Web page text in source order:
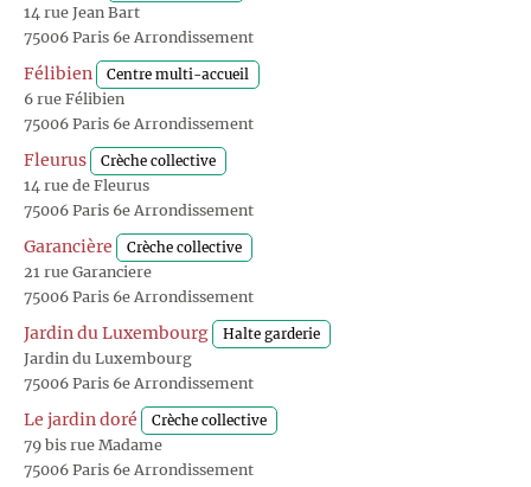
14 rue Jean Bart
75006 Paris 6e Arrondissement
Félibien Centre multi-accueil
6 rue Félibien
75006 Paris 6e Arrondissement
Fleurus Crèche collective
14 rue de Fleurus
75006 Paris 6e Arrondissement
Garancière Crèche collective
21 rue Garanciere
75006 Paris 6e Arrondissement
Jardin du Luxembourg Halte garderie
Jardin du Luxembourg
75006 Paris 6e Arrondissement
Le jardin doré Crèche collective
79 bis rue Madame
75006 Paris 6e Arrondissement